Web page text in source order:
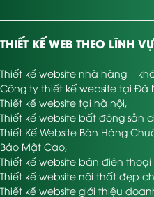
THIẾT KẾ WEB THEO LĨNH
Thiết kế website nhà hàng –
Công ty thiết kế website tại Đà
Thiết kế website tại hà nội,
Thiết kế website bất động sản
Thiết Kế Website Bán Hàng
Bảo Mật Cao,
Thiết kế website bán điện
Thiết kế website nội thất đẹp
Thiết kế website giới thiệu